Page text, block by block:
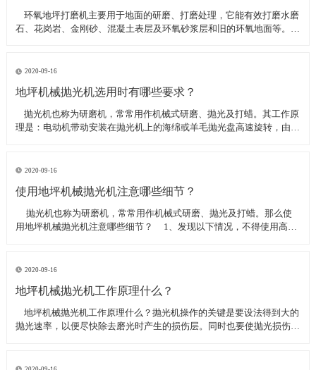
​ 环氧地坪打磨机主要用于地面的研磨、打磨处理，它能有效打磨水磨
石、花岗岩、金刚砂、混凝土表层及环氧砂浆层和旧的环氧地面等。具
地坪工程处理的必备设
2020-09-16
地坪机械抛光机选用时有哪些要求？
​ 抛光机也称为研磨机，常常用作机械式研磨、抛光及打蜡。其工作原
理是：电动机带动安装在抛光机上的海绵或羊毛抛光盘高速旋转，由于
求？
2020-09-16
使用地坪机械抛光机注意哪些细节？
​ 抛光机也称为研磨机，常常用作机械式研磨、抛光及打蜡。那么使
用地坪机械抛光机注意哪些细节？ 1、发现以下情况，不得使用高速
2020-09-16
地坪机械抛光机工作原理什么？
​ 地坪机械抛光机工作原理什么？抛光机操作的关键是要设法得到大的
抛光速率，以便尽快除去磨光时产生的损伤层。同时也要使抛光损伤层
较深；后者要求使用最细的